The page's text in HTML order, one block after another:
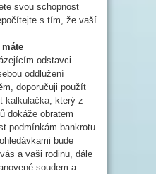
svou schopnost
s tím, že vaší
odstavci
oddlužení
doporučuji použít
kalkulačka , který z
dokáže obratem
podmínkám bankrotu
bude
a vaši rodinu, dále
soudem a